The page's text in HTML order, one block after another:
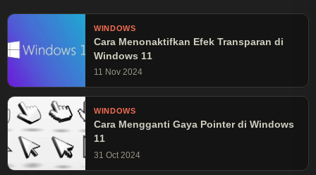
WINDOWS
Cara Menonaktifkan Efek Transparan di
Windows 11
11 Nov 2024
WINDOWS
Cara Mengganti Gaya Pointer di Windows
11
31 Oct 2024